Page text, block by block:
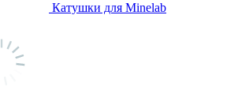
Катушки для Minelab